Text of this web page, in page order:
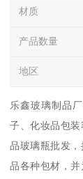
材质
产品数量
地区
乐鑫玻璃制品
子、化妆品包
品玻璃瓶批发
品各种包材，